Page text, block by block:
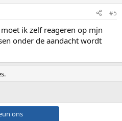
#5
ik zelf reageren op mjn
onder de aandacht wordt
ons